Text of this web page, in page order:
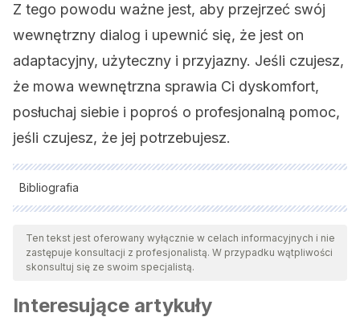
Z tego powodu ważne jest, aby przejrzeć swój
wewnętrzny dialog i upewnić się, że jest on
adaptacyjny, użyteczny i przyjazny. Jeśli czujesz,
że mowa wewnętrzna sprawia Ci dyskomfort,
posłuchaj siebie i poproś o profesjonalną pomoc,
jeśli czujesz, że jej potrzebujesz.
Bibliografia
Wszystkie cytowane źródła zostały gruntownie
przeanalizowane przez nasz zespół w celu zapewnienia ich
jakości, wiarygodności, aktualności i ważności. Bibliografia
względem naukowym lub akademickim.
Ten tekst jest oferowany wyłącznie w celach informacyjnych i nie
zastępuje konsultacji z profesjonalistą. W przypadku wątpliwości
skonsultuj się ze swoim specjalistą.
Interesujące artykuły